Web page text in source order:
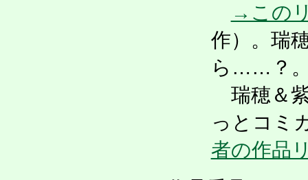
→この
作）。瑞
ら……？
瑞穂＆
っとコミ
者の作品